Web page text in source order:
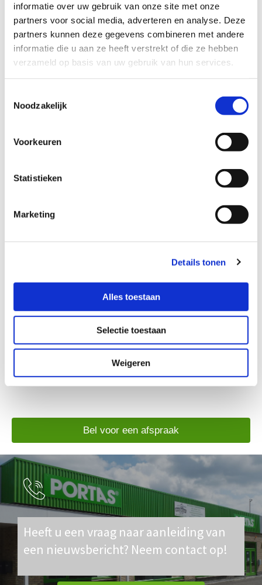
informatie over uw gebruik van onze site met onze
partners voor social media, adverteren en analyse. Deze
partners kunnen deze gegevens combineren met andere
informatie die u aan ze heeft verstrekt of die ze hebben
verzameld op basis van uw gebruik van hun services.
Noodzakelijk
Voorkeuren
Statistieken
Marketing
Details tonen
Alles toestaan
Selectie toestaan
Weigeren
Een versleten deur hoeft niet direct
vervangen te worden. Met de unieke
renovatietechniek van Portas
transformeren we uw bestaande deuren
deuren die er weer jarenlang prachtig
professionele deurrenovatie voor uw
op
Bel voor een afspraak
Heeft u een vraag naar aanleiding van
een nieuwsbericht? Neem contact op!